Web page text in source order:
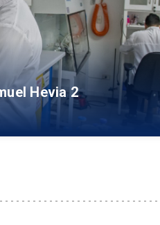
Hevia 2